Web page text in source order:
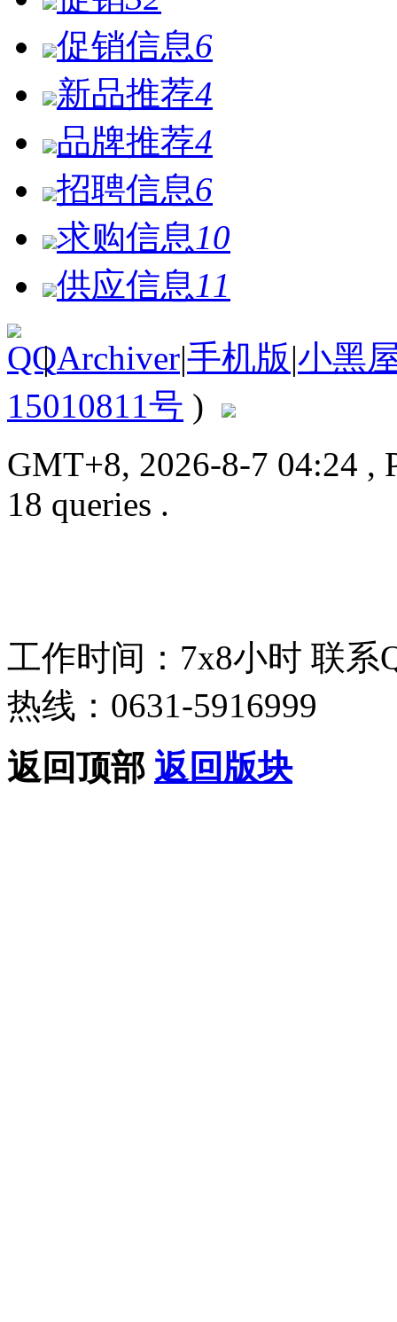
促销信息6
新品推荐4
品牌推荐4
招聘信息6
求购信息 10
供应信息 11
| Archiver|手机版|小黑
15010811号 )
GMT+8, 2026-8-7 04:24 ,
18 queries .
工作时间：7x8小时 联系
热线：0631-5916999
返回顶部 返回版块